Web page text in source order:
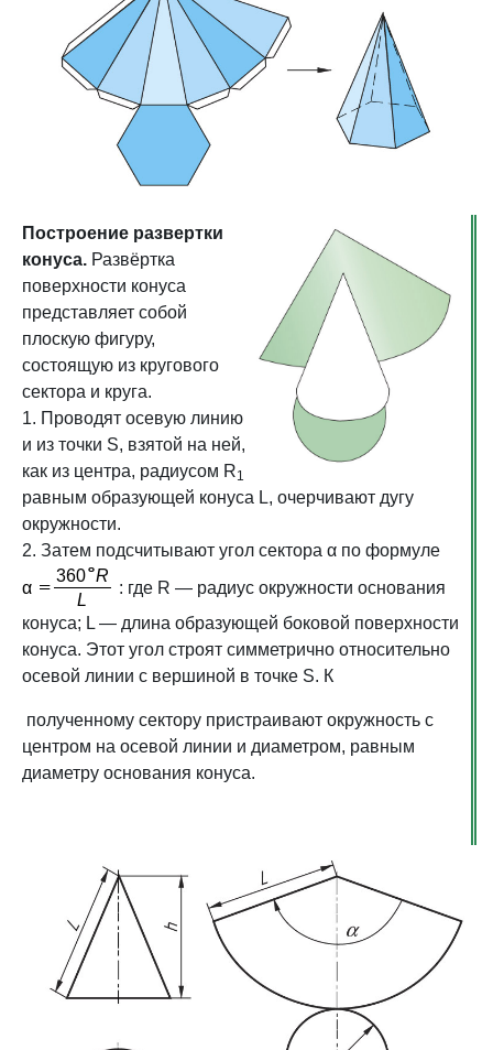
Построение развертки
конуса. Развёртка
поверхности конуса
представляет собой
плоскую фигуру,
состоящую из кругового
сектора и круга.
1. Проводят осевую линию
и из точки S, взятой на ней,
как из центра, радиусом R1
равным образующей конуса L, очерчивают дугу
окружности.
2. Затем подсчитывают угол сектора α по формуле
: где R — радиус окружности основания
конуса; L — длина образующей боковой поверхности
конуса. Этот угол строят симметрично относительно
осевой линии с вершиной в точке S. К
полученному сектору пристраивают окружность с
центром на осевой линии и диаметром, равным
диаметру основания конуса.